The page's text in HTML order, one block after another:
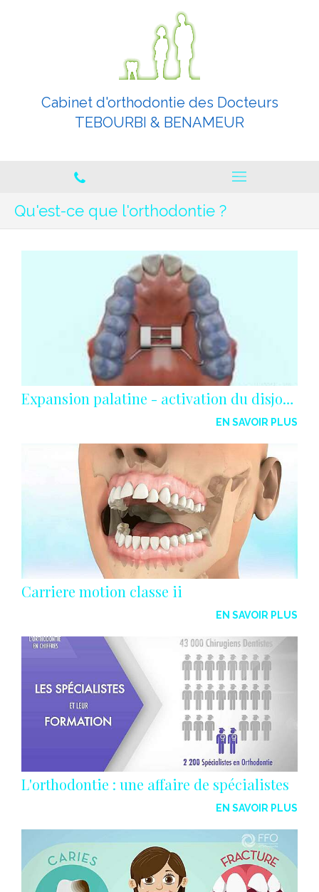
Cabinet d'orthodontie des Docteurs
TEBOURBI & BENAMEUR
Qu'est-ce que l'orthodontie ?
Expansion palatine - activation du disjoncteur
EN SAVOIR PLUS
Carriere motion classe ii
EN SAVOIR PLUS
L'orthodontie : une affaire de spécialistes
EN SAVOIR PLUS